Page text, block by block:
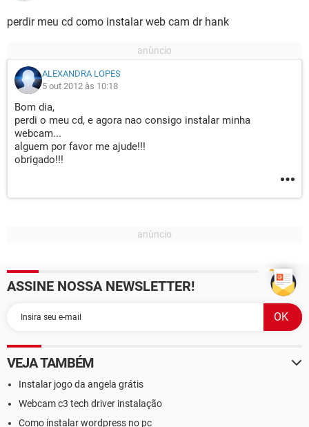
perdir meu cd como instalar web cam dr hank
ALEXANDRA LOPES
5 out 2012 às 10:18
Bom dia,
perdi o meu cd, e agora nao consigo instalar minha
webcam...
alguem por favor me ajude!!!
obrigado!!!
ASSINE NOSSA NEWSLETTER!
VEJA TAMBÉM
Instalar jogo da angela grátis
Webcam c3 tech driver instalação
Como instalar wordpress no pc